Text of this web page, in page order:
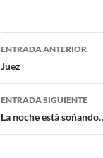
o
o
e
r
Navegación
de
entradas
ENTRADA ANTERIOR
Juez
ENTRADA SIGUIENTE
La noche está